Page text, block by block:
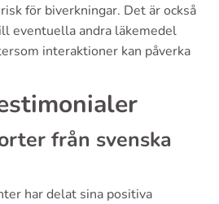
för biverkningar. Det är också
eventuella andra läkemedel
interaktioner kan påverka
från svenska
har delat sina positiva